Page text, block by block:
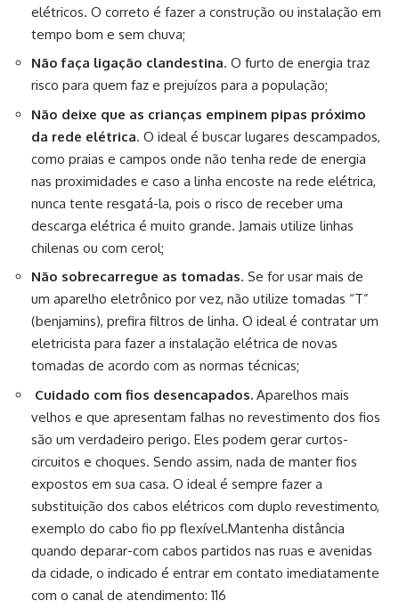
elétricos. O correto é fazer a construção ou instalação em
tempo bom e sem chuva;
Não faça ligação clandestina. O furto de energia traz
risco para quem faz e prejuízos para a população;
Não deixe que as crianças empinem pipas próximo
da rede elétrica. O ideal é buscar lugares descampados,
como praias e campos onde não tenha rede de energia
nas proximidades e caso a linha encoste na rede elétrica,
nunca tente resgatá-la, pois o risco de receber uma
descarga elétrica é muito grande. Jamais utilize linhas
chilenas ou com cerol;
Não sobrecarregue as tomadas. Se for usar mais de
um aparelho eletrônico por vez, não utilize tomadas “T”
(benjamins), prefira filtros de linha. O ideal é contratar um
eletricista para fazer a instalação elétrica de novas
tomadas de acordo com as normas técnicas;
Cuidado com fios desencapados. Aparelhos mais
velhos e que apresentam falhas no revestimento dos fios
são um verdadeiro perigo. Eles podem gerar curtos-
circuitos e choques. Sendo assim, nada de manter fios
expostos em sua casa. O ideal é sempre fazer a
substituição dos cabos elétricos com duplo revestimento,
exemplo do cabo fio pp flexível.Mantenha distância
quando deparar-com cabos partidos nas ruas e avenidas
da cidade, o indicado é entrar em contato imediatamente
com o canal de atendimento: 116